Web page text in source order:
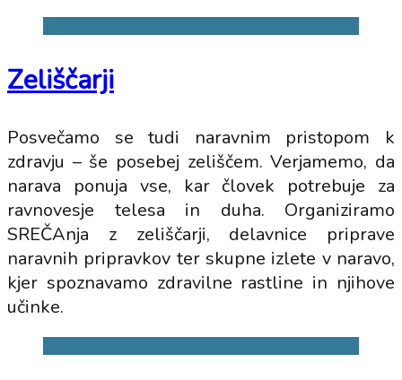
Zeliščarji
Posvečamo se tudi naravnim pristopom k
zdravju – še posebej zeliščem. Verjamemo, da
narava ponuja vse, kar človek potrebuje za
ravnovesje telesa in duha. Organiziramo
SREČAnja z zeliščarji, delavnice priprave
naravnih pripravkov ter skupne izlete v naravo,
kjer spoznavamo zdravilne rastline in njihove
učinke.